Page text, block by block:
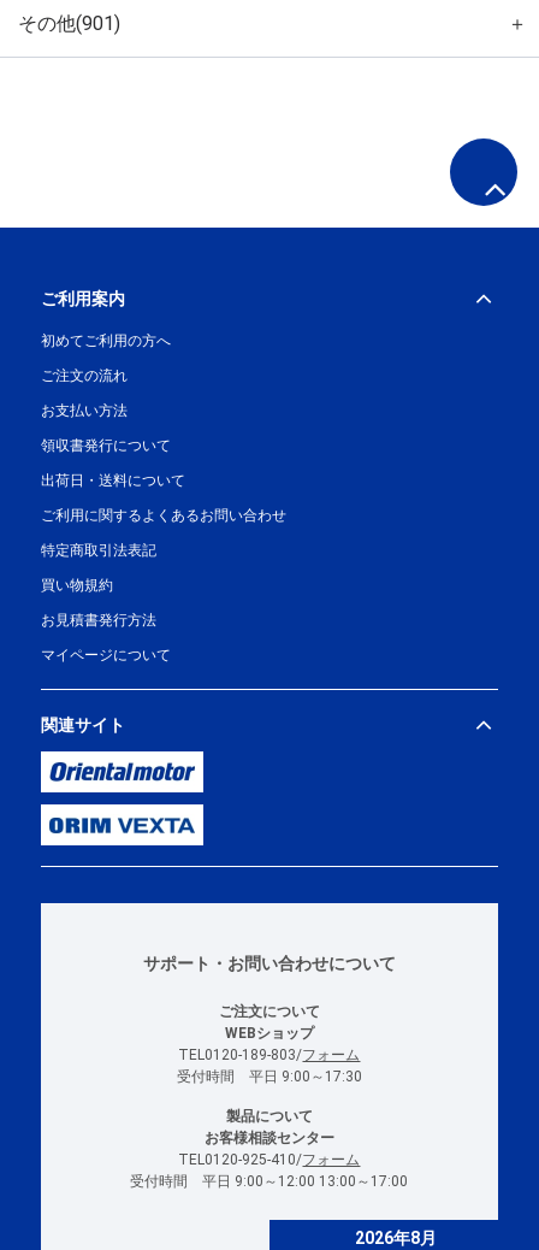
その他(901) ＋
ご利用案内
初めてご利用の方へ
ご注文の流れ
お支払い方法
領収書発行について
出荷日・送料について
ご利用に関するよくあるお問い合わせ
特定商取引法表記
買い物規約
お見積書発行方法
マイページについて
関連サイト
サポート・お問い合わせについて
ご注文について
WEBショップ
TEL0120-189-803/フォーム
受付時間 平日 9:00～17:30
製品について
お客様相談センター
TEL0120-925-410/フォーム
受付時間 平日 9:00～12:00 13:00～17:00
2026年8月